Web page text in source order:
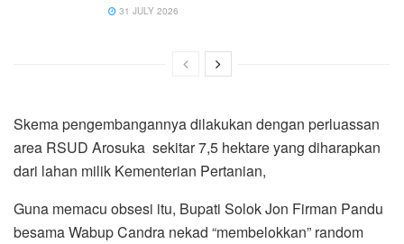
31 JULY 2026
Skema pengembangannya dilakukan dengan perluassan
area RSUD Arosuka sekitar 7,5 hektare yang diharapkan
dari lahan milik Kementerian Pertanian,
Guna memacu obsesi itu, Bupati Solok Jon Firman Pandu
besama Wabup Candra nekad “membelokkan” random